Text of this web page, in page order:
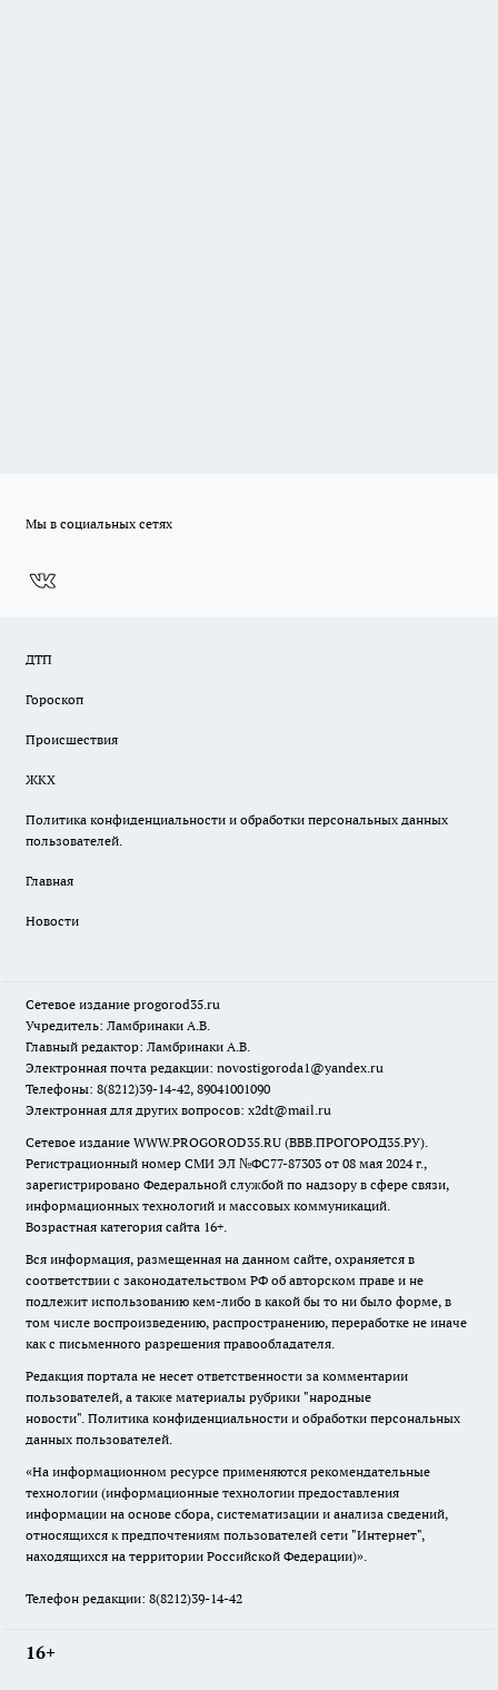
Мы в социальных сетях
ДТП
Гороскоп
Происшествия
ЖКХ
Политика конфиденциальности и обработки персональных данных
пользователей.
Главная
Новости
Сетевое издание progorod35.ru
Учредитель: Ламбринаки А.В.
Главный редактор: Ламбринаки А.В.
Электронная почта редакции: novostigoroda1@yandex.ru
Телефоны: 8(8212)39-14-42, 89041001090
Электронная для других вопросов: x2dt@mail.ru
Сетевое издание WWW.PROGOROD35.RU (ВВВ.ПРОГОРОД35.РУ).
Регистрационный номер СМИ ЭЛ №ФС77-87303 от 08 мая 2024 г.,
зарегистрировано Федеральной службой по надзору в сфере связи,
информационных технологий и массовых коммуникаций.
Возрастная категория сайта 16+.
Вся информация, размещенная на данном сайте, охраняется в
соответствии с законодательством РФ об авторском праве и не
подлежит использованию кем-либо в какой бы то ни было форме, в
том числе воспроизведению, распространению, переработке не иначе
как с письменного разрешения правообладателя.
Редакция портала не несет ответственности за комментарии
пользователей, а также материалы рубрики "народные
новости". Политика конфиденциальности и обработки персональных
данных пользователей.
«На информационном ресурсе применяются рекомендательные
технологии (информационные технологии предоставления
информации на основе сбора, систематизации и анализа сведений,
относящихся к предпочтениям пользователей сети "Интернет",
находящихся на территории Российской Федерации)».
Телефон редакции: 8(8212)39-14-42
16+